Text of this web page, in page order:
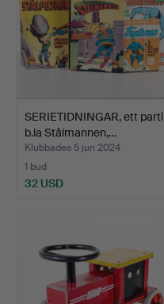
SERIETIDNINGAR, ett parti
b.la Stålmannen,…
Klubbades 5 jun 2024
1 bud
32 USD